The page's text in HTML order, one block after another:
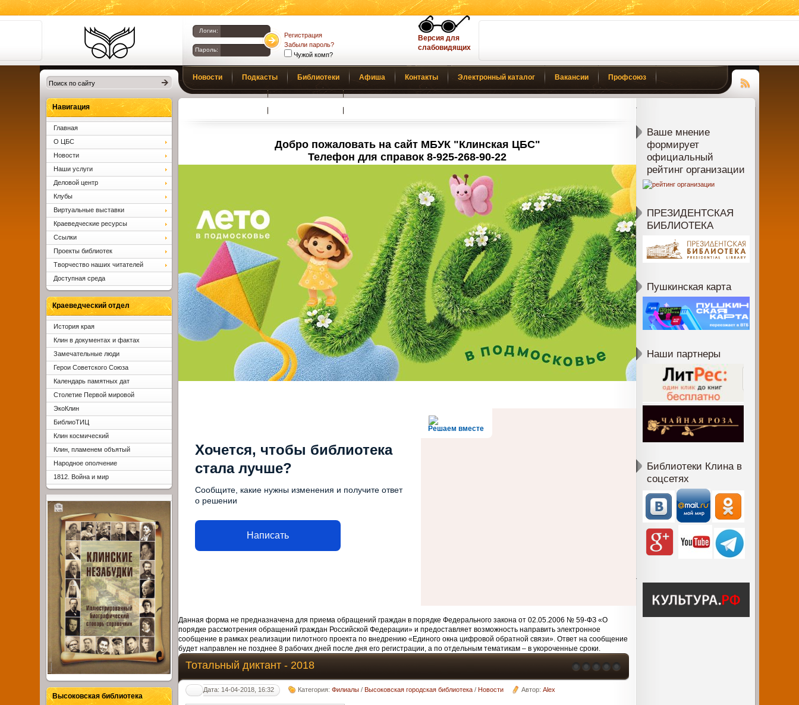
Библиотеки
Клина. Клинская
ЦБС.
Логин:
Пароль:
Регистрация
Забыли пароль?
Чужой комп?
Версия для
слабовидящих
Новости Подкасты Библиотеки Афиша Контакты Электронный каталог Вакансии Профсоюз
Чтение
Добро пожаловать на сайт МБУК "Клинская ЦБС"
Телефон для справок 8-925-268-90-22
Решаем вместе
Хочется, чтобы библиотека
стала лучше?
Сообщите, какие нужны изменения и получите ответ
о решении
Написать
Данная форма не предназначена для приема обращений граждан в порядке Федерального закона от 02.05.2006 № 59-ФЗ «О
порядке рассмотрения обращений граждан Российской Федерации» и предоставляет возможность направить электронное
сообщение в рамках реализации пилотного проекта по внедрению «Единого окна цифровой обратной связи». Ответ на сообщение
будет направлен не позднее 8 рабочих дней после дня его регистрации, а по отдельным тематикам – в укороченные сроки.
Тотальный диктант - 2018
Дата: 14-04-2018, 16:32 Категория:Филиалы /Высоковская городская библиотека /Новости Автор:Alex
Ваше мнение
формирует
официальный
рейтинг организации
ПРЕЗИДЕНТСКАЯ
БИБЛИОТЕКА
Пушкинская карта
Наши партнеры
Библиотеки Клина в
соцсетях
Навигация
Главная
О ЦБС
Новости
Наши услуги
Деловой центр
Клубы
Виртуальные выставки
Краеведческие ресурсы
Ссылки
Проекты библиотек
Творчество наших читателей
Доступная среда
Краеведческий отдел
История края
Клин в документах и фактах
Замечательные люди
Герои Советского Союза
Календарь памятных дат
Столетие Первой мировой
ЭкоКлин
БиблиоТИЦ
Клин космический
Клин, пламенем объятый
Народное ополчение
1812. Война и мир
Высоковская библиотека